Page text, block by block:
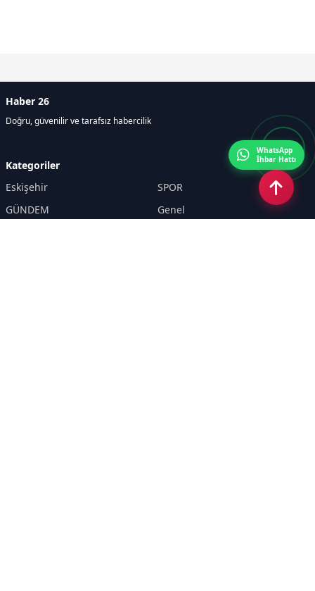
Haber 26
Doğru, güvenilir ve tarafsız habercilik
Kategoriler
Eskişehir
SPOR
GÜNDEM
Genel
WhatsApp
İhbar Hattı